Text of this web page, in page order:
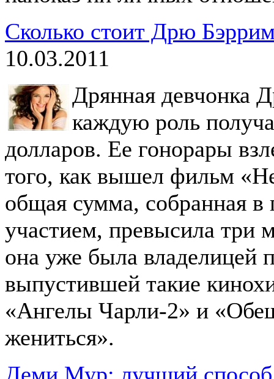
Сколько стоит Дрю
10.03.2011
Дрянная девчонка
каждую роль
долларов. Ее гонорары
того, как вышел фильм
общая сумма, собранная в
участием, превысила три
она уже была владелицей
выпустившей такие
«Ангелы Чарли-2» и
жениться».